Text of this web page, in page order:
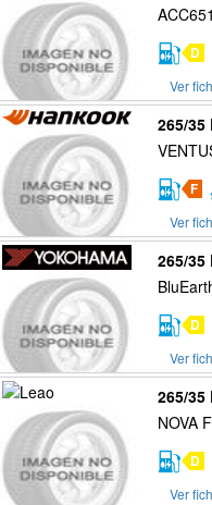
D
Ver
265/35
F
Ver
265/35
D
Ver
265/35
NOVA
D
Ver